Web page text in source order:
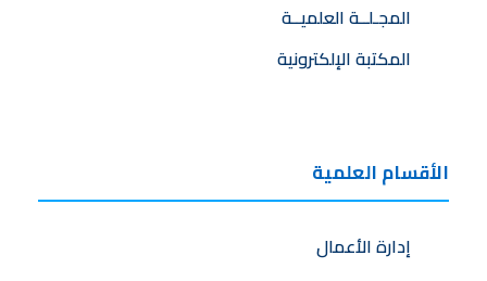
المجـلــة العلميــة
المكتبة الإلكترونية
الأقسام العلمية
إدارة الأعمال